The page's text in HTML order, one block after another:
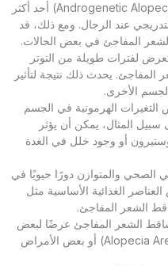
يعتبر الصلع الذكوري النمطي (Androgenetic Alopecia) أحد أكثر
عند الرجال. ومع ذلك، قد
المفاجئ في بعض الحالات.
لفترات طويلة من التوتر
المفاجئ. يحدث ذلك نتيجة لتأثير
الأخرى.
الهرمونية في الجسم
المثال، يمكن أن يؤثر
أو وجود خلل في الغدة
الصحي والمتوازن دورًا حيويًا في
الغذائية الأساسية مثل
الشعر المفاجئ.
الشعر المفاجئ عرضًا لبعض
الحالات الطبية مثل الثعلبة (Alopecia Areata) أو بعض الأمراض